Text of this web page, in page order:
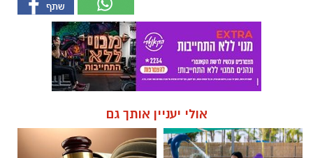
אולי יעניין אותך גם